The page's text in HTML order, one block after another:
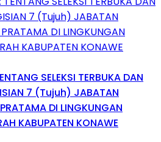
SELEKSI TERBUKA DAN
7 (Tujuh) JABATAN
DI LINGKUNGAN
KABUPATEN KONAWE